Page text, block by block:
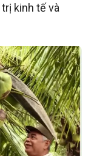
kinh tế và